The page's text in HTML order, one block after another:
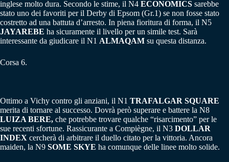
inglese molto dura. Secondo le stime, il N4 ECONOMICS sarebbe
stato uno dei favoriti per il Derby di Epsom (Gr.1) se non fosse stato
costretto ad una battuta d’arresto. In piena fioritura di forma, il N5
JAYAREBE ha sicuramente il livello per un simile test. Sarà
interessante da giudicare il N1 ALMAQAM su questa distanza.
Corsa 6.
Ottimo a Vichy contro gli anziani, il N1 TRAFALGAR SQUARE
merita di tornare al successo. Dovrà però superare e battere la N8
LUIZA BERE, che potrebbe trovare qualche “risarcimento” per le
sue recenti sfortune. Rassicurante a Compiègne, il N3 DOLLAR
INDEX cercherà di arbitrare il duello citato per la vittoria. Ancora
maiden, la N9 SOME SKYE ha comunque delle linee molto solide.